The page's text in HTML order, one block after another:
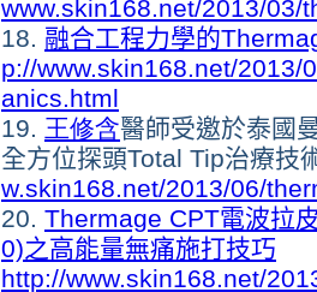
www.skin168.net/2013/03/
18. 融合工程力學的
p://www.skin168.net/2013/
anics.html
19. 王修含醫師受邀於泰國
全方位探頭Total Tip治療技
w.skin168.net/2013/06/
20. Thermage CPT電波拉
0)之高能量無痛施打技巧
http://www.skin168.net/